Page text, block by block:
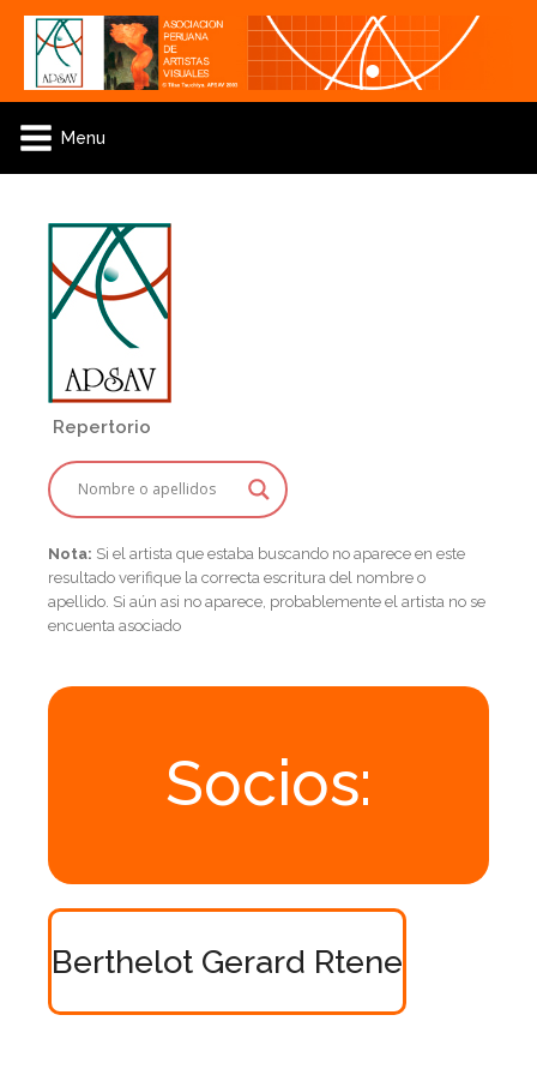
Menu
Repertorio
Nota: Si el artista que estaba buscando no aparece en este
resultado verifique la correcta escritura del nombre o
apellido. Si aún asi no aparece, probablemente el artista no se
encuenta asociado
Socios:
Berthelot Gerard Rtene